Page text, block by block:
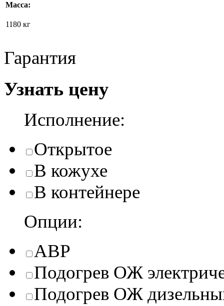
Масса:
1180 кг
Гарантия
Узнать цену
Исполнение:
Открытое
В кожухе
В контейнере
Опции:
АВР
Подогрев ОЖ
Подогрев ОЖ